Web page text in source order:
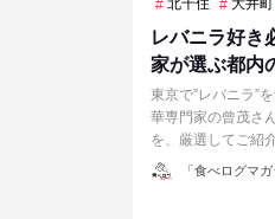
北千住
大井町
レバニラ好き
家が選ぶ都内
東京で”レバニラ”
華専門家の曾茂さ
を、厳選してご紹
投「食べログマ